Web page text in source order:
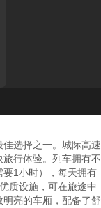
选择之一。城际高速
行体验。列车拥有不
要1小时），每天拥有
质设施，可在旅途中
亮的车厢，配备了舒